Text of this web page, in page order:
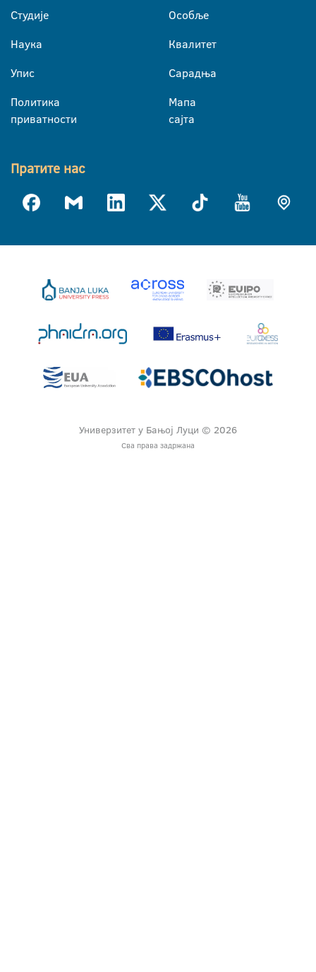
Студије
Наука
Упис
Политика
приватности
Особље
Квалитет
Сарадња
Мапа
сајта
Пратите нас
Универзитет у Бањој Луци © 2026
Сва права задржана